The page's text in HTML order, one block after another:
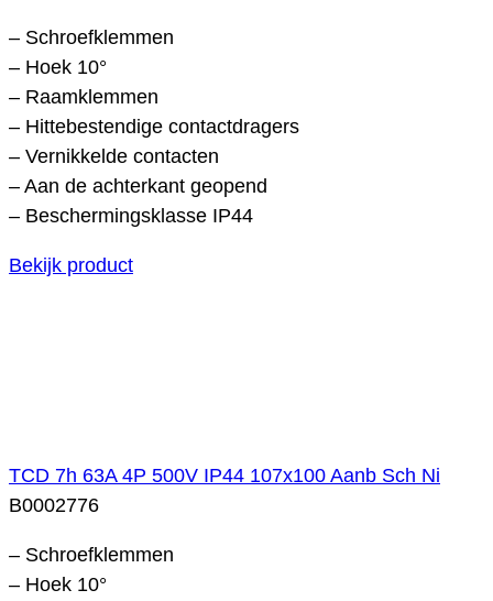
– Schroefklemmen
– Hoek 10°
– Raamklemmen
– Hittebestendige contactdragers
– Vernikkelde contacten
– Aan de achterkant geopend
– Beschermingsklasse IP44
Bekijk product
TCD 7h 63A 4P 500V IP44 107x100 Aanb Sch Ni
B0002776
– Schroefklemmen
– Hoek 10°